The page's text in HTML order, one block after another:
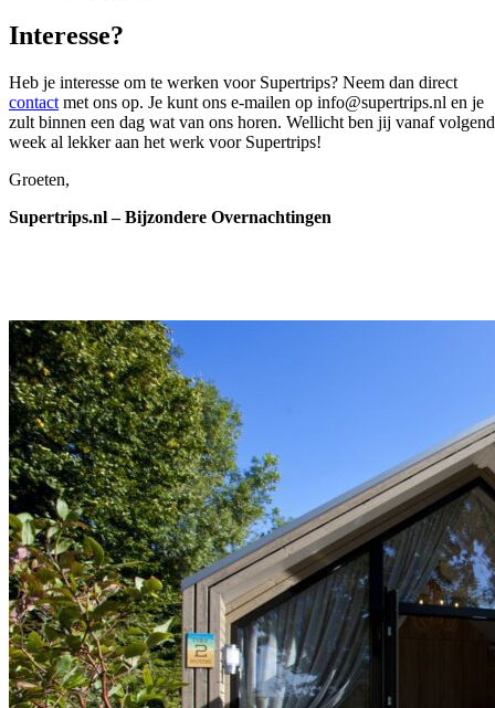
Interesse?
Heb je interesse om te werken voor Supertrips? Neem dan direct
contact met ons op. Je kunt ons e-mailen op info@supertrips.nl en je
zult binnen een dag wat van ons horen. Wellicht ben jij vanaf
week al lekker aan het werk voor Supertrips!
Groeten,
Supertrips.nl – Bijzondere Overnachtingen